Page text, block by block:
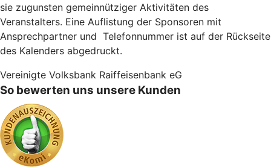
sie zugunsten gemeinnütziger Aktivitäten des
Veranstalters. Eine Auflistung der Sponsoren mit
Ansprechpartner und Telefonnummer ist auf der Rückseite
des Kalenders abgedruckt.
Vereinigte Volksbank Raiffeisenbank eG
So bewerten uns unsere Kunden